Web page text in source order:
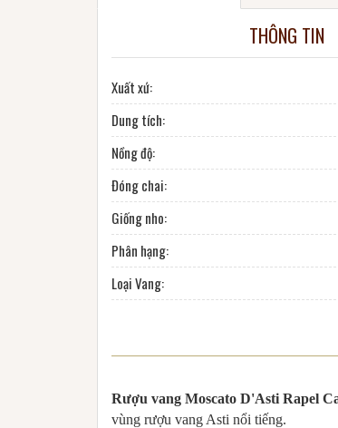
THÔNG TIN
Xuất xứ:
Dung tích:
Nồng độ:
Đóng chai:
Giống nho:
Phân hạng:
Loại Vang:
Rượu vang Moscato D'Asti Rapel
vùng rượu vang Asti nổi tiếng.